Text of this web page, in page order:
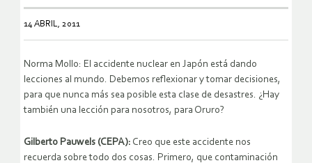
14 ABRIL, 2011
Norma Mollo: El accidente nuclear en Japón está dando
lecciones al mundo. Debemos reflexionar y tomar decisiones,
para que nunca más sea posible esta clase de desastres. ¿Hay
también una lección para nosotros, para Oruro?
Gilberto Pauwels (CEPA): Creo que este accidente nos
recuerda sobre todo dos cosas. Primero, que contaminación